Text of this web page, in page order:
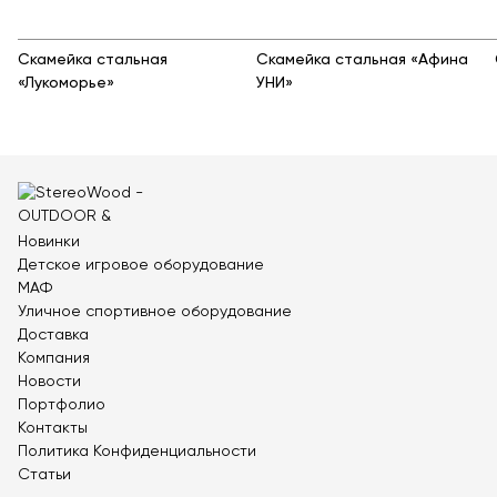
Футбольные ворота
Мобильные и стационарные трибуны
О компании▼
Партнёрам
Новости
Портфолио
Контакты
Статьи
Скамейка стальная
«Лукоморье»
Скамейка стальная «Афина
УНИ»
Новинки
Детское игровое оборудование
МАФ
Уличное спортивное оборудование
Доставка
Компания
Новости
Портфолио
Контакты
Политика Конфиденциальности
Статьи